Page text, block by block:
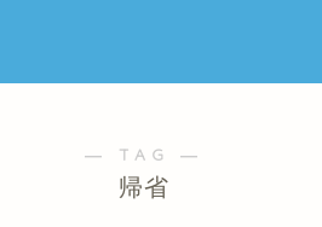
― TAG ―
帰省